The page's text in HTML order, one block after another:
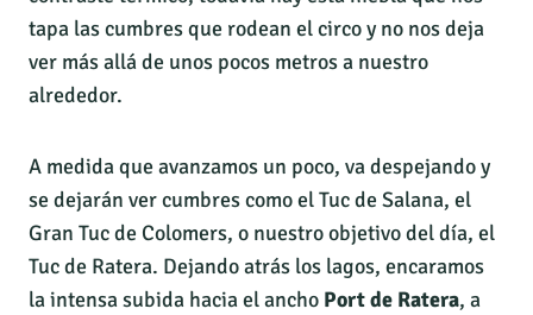
tapa las cumbres que rodean el circo y no nos deja
ver más allá de unos pocos metros a nuestro
alrededor.
A medida que avanzamos un poco, va despejando y
se dejarán ver cumbres como el Tuc de Salana, el
Gran Tuc de Colomers, o nuestro objetivo del día, el
Tuc de Ratera. Dejando atrás los lagos, encaramos
la intensa subida hacia el ancho Port de Ratera, a